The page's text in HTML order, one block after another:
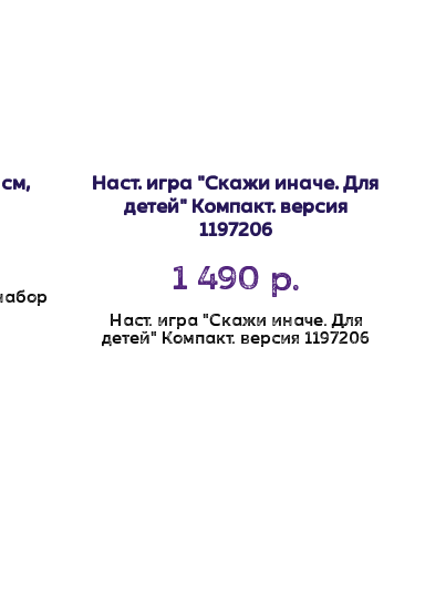
Наст. игра "Скажи иначе. Для
детей" Компакт. версия
1197206
1 490 р.
Наст. игра "Скажи иначе. Для
детей" Компакт. версия 1197206